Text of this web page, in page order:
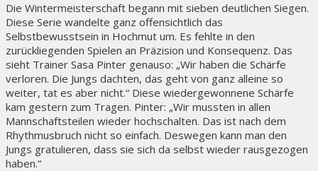
Die Wintermeisterschaft begann mit sieben deutlichen Siegen.
Diese Serie wandelte ganz offensichtlich das
Selbstbewusstsein in Hochmut um. Es fehlte in den
zurückliegenden Spielen an Präzision und Konsequenz. Das
sieht Trainer Sasa Pinter genauso: „Wir haben die Schärfe
verloren. Die Jungs dachten, das geht von ganz alleine so
weiter, tat es aber nicht.“ Diese wiedergewonnene Schärfe
kam gestern zum Tragen. Pinter: „Wir mussten in allen
Mannschaftsteilen wieder hochschalten. Das ist nach dem
Rhythmusbruch nicht so einfach. Deswegen kann man den
Jungs gratulieren, dass sie sich da selbst wieder rausgezogen
haben.“